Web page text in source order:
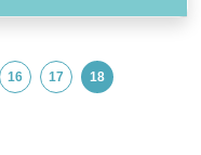
16 17 18